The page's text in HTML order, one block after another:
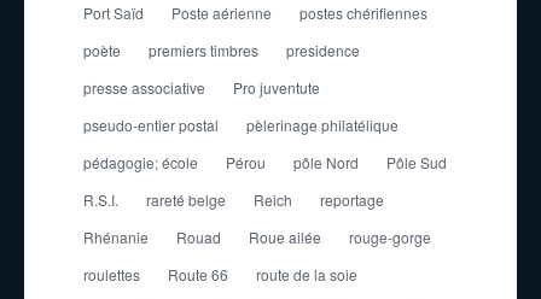
Port Saïd
Poste aérienne
postes chérifiennes
poète
premiers timbres
presidence
presse associative
Pro juventute
pseudo-entier postal
pèlerinage philatélique
pédagogie; école
Pérou pôle Nord
Pôle Sud
R.S.I.
rareté belge Reich
reportage
Rhénanie
Rouad Roue ailée
rouge-gorge
roulettes
Route 66
route de la soie